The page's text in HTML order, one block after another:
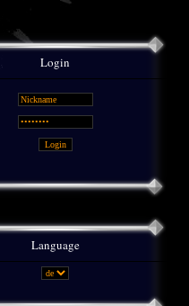
Login
Language